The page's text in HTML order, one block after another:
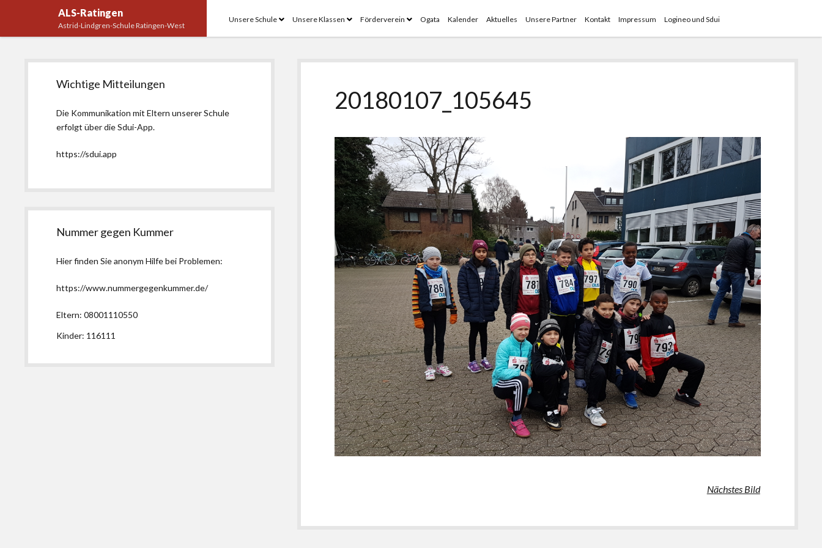
ALS-Ratingen
Astrid-Lindgren-Schule Ratingen-West
Unsere Schule MenüUnsere Klassen MenüFörderverein MenüOgata Kalender Aktuelles Unsere Partner Kontakt Impressum Logineo und Sdui
20180107_105645
Nächstes Bild
Seitenleiste
Wichtige Mitteilungen
Die Kommunikation mit Eltern unserer Schule
erfolgt über die Sdui-App.
https://sdui.app
Nummer gegen Kummer
Hier finden Sie anonym Hilfe bei Problemen:
https://www.nummergegenkummer.de/
Eltern: 08001110550
Kinder: 116111